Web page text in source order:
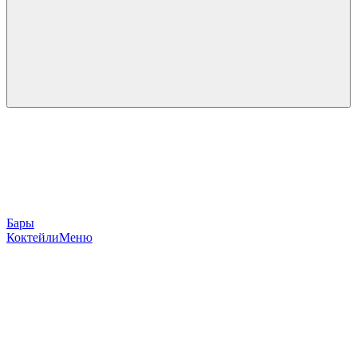
Бары
КоктейлиМеню